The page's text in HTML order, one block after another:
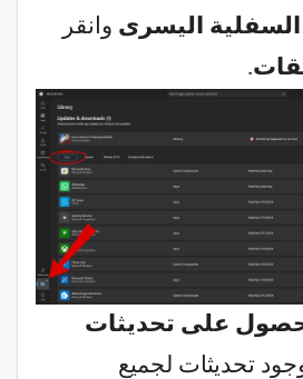
السفلية اليسرى وانقر
.
على تحديثات
تحديثات لجميع